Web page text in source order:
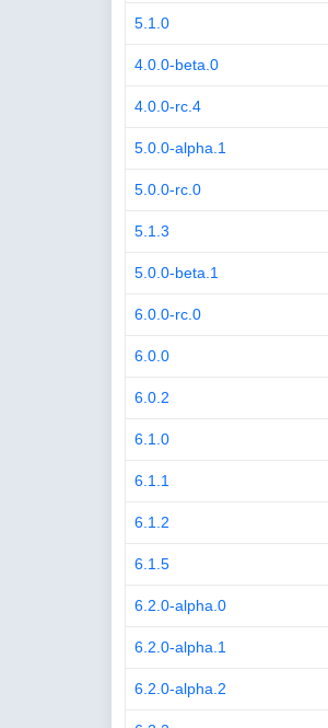
5.1.0
4.0.0-beta.0
4.0.0-rc.4
5.0.0-alpha.1
5.0.0-rc.0
5.1.3
5.0.0-beta.1
6.0.0-rc.0
6.0.0
6.0.2
6.1.0
6.1.1
6.1.2
6.1.5
6.2.0-alpha.0
6.2.0-alpha.1
6.2.0-alpha.2